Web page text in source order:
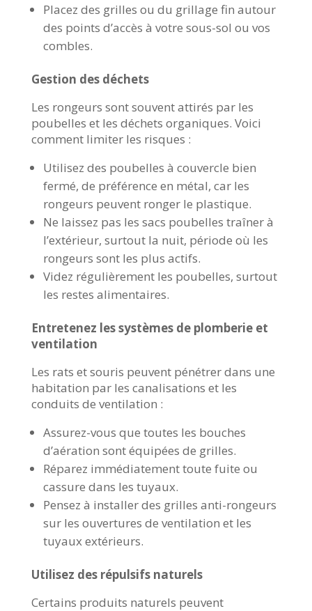
Placez des grilles ou du grillage fin autour
des points d’accès à votre sous-sol ou vos
combles.
Gestion des déchets
Les rongeurs sont souvent attirés par les
poubelles et les déchets organiques. Voici
comment limiter les risques :
Utilisez des poubelles à couvercle bien
fermé, de préférence en métal, car les
rongeurs peuvent ronger le plastique.
Ne laissez pas les sacs poubelles traîner à
l’extérieur, surtout la nuit, période où les
rongeurs sont les plus actifs.
Videz régulièrement les poubelles, surtout
les restes alimentaires.
Entretenez les systèmes de plomberie et
ventilation
Les rats et souris peuvent pénétrer dans une
habitation par les canalisations et les
conduits de ventilation :
Assurez-vous que toutes les bouches
d’aération sont équipées de grilles.
Réparez immédiatement toute fuite ou
cassure dans les tuyaux.
Pensez à installer des grilles anti-rongeurs
sur les ouvertures de ventilation et les
tuyaux extérieurs.
Utilisez des répulsifs naturels
Certains produits naturels peuvent